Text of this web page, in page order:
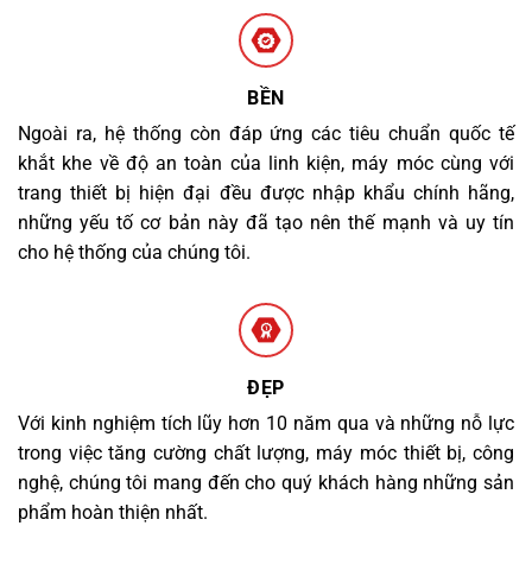
BỀN
Ngoài ra, hệ thống còn đáp ứng các tiêu chuẩn quốc tế
khắt khe về độ an toàn của linh kiện, máy móc cùng với
trang thiết bị hiện đại đều được nhập khẩu chính hãng,
những yếu tố cơ bản này đã tạo nên thế mạnh và uy tín
cho hệ thống của chúng tôi.
ĐẸP
Với kinh nghiệm tích lũy hơn 10 năm qua và những nỗ lực
trong việc tăng cường chất lượng, máy móc thiết bị, công
nghệ, chúng tôi mang đến cho quý khách hàng những sản
phẩm hoàn thiện nhất.